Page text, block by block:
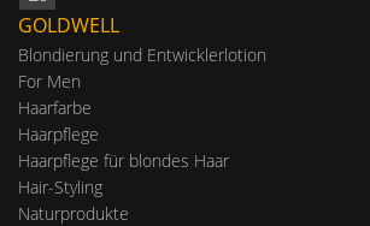
GOLDWELL
Blondierung und Entwicklerlotion
For Men
Haarfarbe
Haarpflege
Haarpflege für blondes Haar
Hair-Styling
Naturprodukte